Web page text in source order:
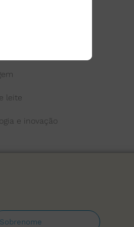
leite
e inovação